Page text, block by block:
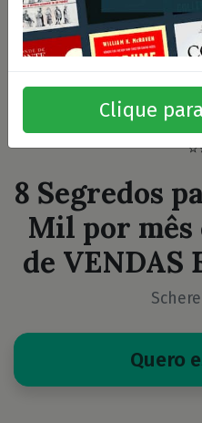
8 Segredos
Mil por mês
de VENDAS
Quero
Clique